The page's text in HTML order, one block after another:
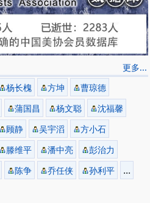
更多...
杨长槐 方坤
曹琼德
蒲国昌 杨文聪
沈福馨
顾静 吴宇滔
方小石
滕维平 潘中亮
彭治力
陈争 乔任侠 孙利平 ...